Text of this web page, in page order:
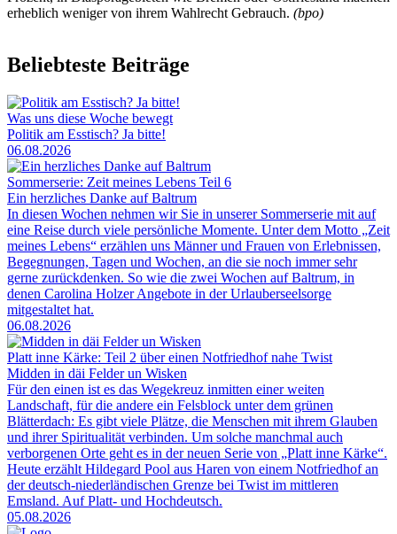
erheblich weniger von ihrem Wahlrecht Gebrauch. (bpo)
Beliebteste Beiträge
Was uns diese Woche bewegt
Politik am Esstisch? Ja bitte!
06.08.2026
Sommerserie: Zeit meines Lebens Teil 6
Ein herzliches Danke auf Baltrum
In diesen Wochen nehmen wir Sie in unserer Sommerserie mit auf
eine Reise durch viele persönliche Momente. Unter dem Motto „Zeit
meines Lebens“ erzählen uns Männer und Frauen von Erlebnissen,
Begegnungen, Tagen und Wochen, an die sie noch immer sehr
gerne zurückdenken. So wie die zwei Wochen auf Baltrum, in
denen Carolina Holzer Angebote in der Urlauberseelsorge
mitgestaltet hat.
06.08.2026
Platt inne Kärke: Teil 2 über einen Notfriedhof nahe Twist
Midden in däi Felder un Wisken
Für den einen ist es das Wegekreuz inmitten einer weiten
Landschaft, für die andere ein Felsblock unter dem grünen
Blätterdach: Es gibt viele Plätze, die Menschen mit ihrem Glauben
und ihrer Spiritualität verbinden. Um solche manchmal auch
verborgenen Orte geht es in der neuen Serie von „Platt inne Kärke“.
Heute erzählt Hildegard Pool aus Haren von einem Notfriedhof an
der deutsch-niederländischen Grenze bei Twist im mittleren
Emsland. Auf Platt- und Hochdeutsch.
05.08.2026